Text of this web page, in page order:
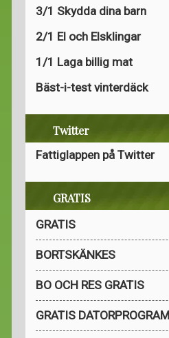
3/1 Skydda dina barn
2/1 El och Elsklingar
1/1 Laga billig mat
Bäst-i-test vinterdäck
Twitter
Fattiglappen på Twitter
GRATIS
GRATIS
BORTSKÄNKES
BO OCH RES GRATIS
GRATIS DATORPROGRAM